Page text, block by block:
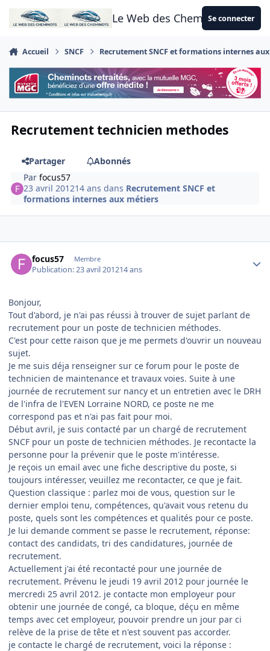
Aller au contenu
Le Web des CheminotsSe connecter
Accueil SNCF Recrutement SNCF et formations internes
Recrutement technicien methodes
Partager
Abonnés
Parfocus57
23 avril 201214 ans dans Recrutement SNCF et
formations internes aux métiers
focus57 Membre
Publication:23 avril 201214 ans
Bonjour,
Tout d'abord, je n'ai pas réussi à trouver de sujet parlant de
recrutement pour un poste de technicien méthodes.
C'est pour cette raison que je me permets d'ouvrir un nouveau
sujet.
Je me suis déja renseigner sur ce forum pour le poste de
technicien de maintenance et travaux voies. Suite à une
journée de recrutement sur nancy et un entretien avec le DRH
de l'infra de l'EVEN Lorraine NORD, ce poste ne me
correspond pas et n'ai pas fait pour moi.
Début avril, je suis contacté par un chargé de recrutement
SNCF pour un poste de technicien méthodes. Je recontacte la
personne pour la prévenir que le poste m'intéresse.
Je reçois un email avec une fiche descriptive du poste, si
toujours intéresser, veuillez me recontacter, ce que je fait.
Question classique : parlez moi de vous, question sur le
dernier emploi tenu, compétences, qu'avait vous retenu du
poste, quels sont les compétences et qualités pour ce poste.
Je lui demande comment se passe le recrutement, réponse:
contact des candidats, tri des candidatures, journée de
recrutement.
Actuellement j'ai été recontacté pour une journée de
recrutement. Prévenu le jeudi 19 avril 2012 pour journée le
mercredi 25 avril 2012. je contacte mon employeur pour
obtenir une journée de congé, ca bloque, déçu en même
temps avec cet employeur, pouvoir prendre un jour par ci
relève de la prise de tête et n'est souvent pas accorder.
je contacte le chargé de recrutement, voici la réponse :